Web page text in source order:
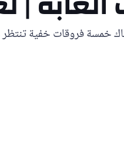
هناك خمسة فروقات خفية